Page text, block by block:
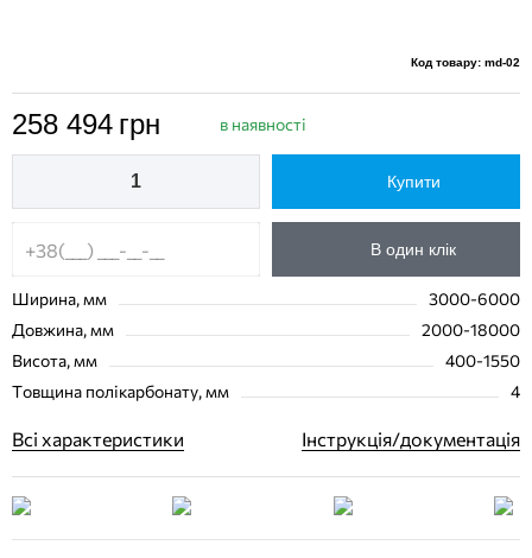
Код товару: md-02
258 494 грн в наявності
Купити
В один клік
Ширина, мм
3000-6000
Довжина, мм
2000-18000
Висота, мм
400-1550
Товщина полікарбонату, мм
4
Всі характеристики Інструкція/документація